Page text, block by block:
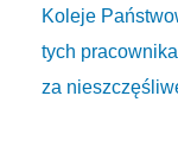
Koleje
tych
za